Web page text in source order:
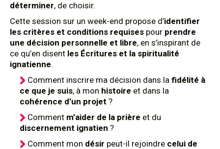
déterminer, de choisir.
Cette session sur un week-end propose d’identifier
les critères et conditions requises pour prendre
une décision personnelle et libre, en s’inspirant de
ce qu’en disent les Écritures et la spiritualité
ignatienne.
Comment inscrire ma décision dans la fidélité à
ce que je suis, à mon histoire et dans la
cohérence d’un projet ?
Comment m’aider de la prière et du
discernement ignatien ?
Comment mon désir peut-il rejoindre celui de